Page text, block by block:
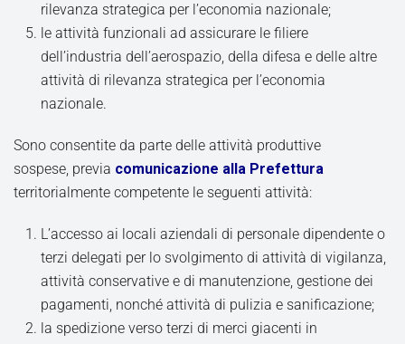
rilevanza strategica per l’economia nazionale;
le attività funzionali ad assicurare le filiere
dell’industria dell’aerospazio, della difesa e delle altre
attività di rilevanza strategica per l’economia
nazionale.
Sono consentite da parte delle attività produttive
sospese, previa comunicazione alla Prefettura
territorialmente competente le seguenti attività:
L’accesso ai locali aziendali di personale dipendente o
terzi delegati per lo svolgimento di attività di vigilanza,
attività conservative e di manutenzione, gestione dei
pagamenti, nonché attività di pulizia e sanificazione;
la spedizione verso terzi di merci giacenti in